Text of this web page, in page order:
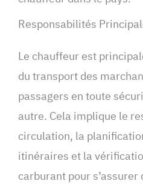
Responsabilités
Le chauffeur est
du transport des
passagers en toute
autre. Cela implique le
circulation, la
itinéraires et la
carburant pour s’assurer